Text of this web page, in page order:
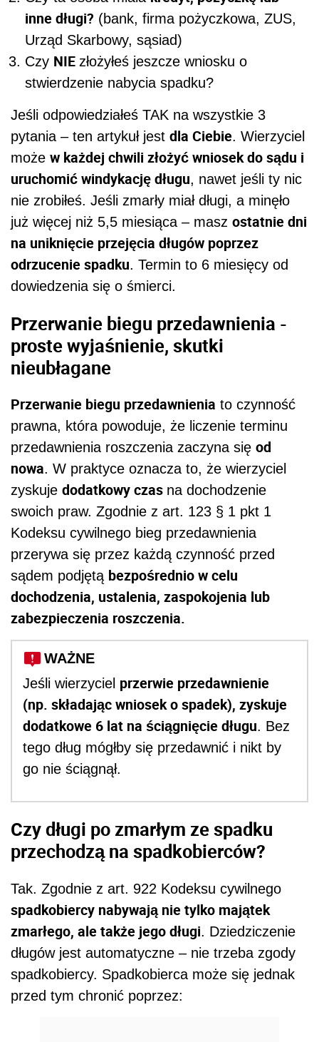
inne długi? (bank, firma pożyczkowa, ZUS,
Urząd Skarbowy, sąsiad)
Czy NIE złożyłeś jeszcze wniosku o
stwierdzenie nabycia spadku?
Jeśli odpowiedziałeś TAK na wszystkie 3
pytania – ten artykuł jest dla Ciebie. Wierzyciel
może w każdej chwili złożyć wniosek do sądu i
uruchomić windykację długu, nawet jeśli ty nic
nie zrobiłeś. Jeśli zmarły miał długi, a minęło
już więcej niż 5,5 miesiąca – masz ostatnie dni
na uniknięcie przejęcia długów poprzez
odrzucenie spadku. Termin to 6 miesięcy od
dowiedzenia się o śmierci.
Przerwanie biegu przedawnienia -
proste wyjaśnienie, skutki
nieubłagane
Przerwanie biegu przedawnienia to czynność
prawna, która powoduje, że liczenie terminu
przedawnienia roszczenia zaczyna się od
nowa. W praktyce oznacza to, że wierzyciel
zyskuje dodatkowy czas na dochodzenie
swoich praw. Zgodnie z art. 123 § 1 pkt 1
Kodeksu cywilnego bieg przedawnienia
przerywa się przez każdą czynność przed
sądem podjętą bezpośrednio w celu
dochodzenia, ustalenia, zaspokojenia lub
zabezpieczenia roszczenia.
WAŻNE
Jeśli wierzyciel przerwie przedawnienie
(np. składając wniosek o spadek), zyskuje
dodatkowe 6 lat na ściągnięcie długu. Bez
tego dług mógłby się przedawnić i nikt by
go nie ściągnął.
Czy długi po zmarłym ze spadku
przechodzą na spadkobierców?
Tak. Zgodnie z art. 922 Kodeksu cywilnego
spadkobiercy nabywają nie tylko majątek
zmarłego, ale także jego długi. Dziedziczenie
długów jest automatyczne – nie trzeba zgody
spadkobiercy. Spadkobierca może się jednak
przed tym chronić poprzez: